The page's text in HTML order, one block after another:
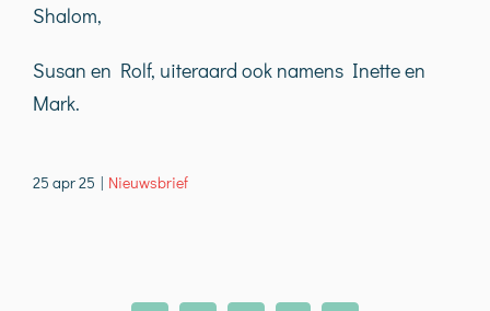
Shalom,
Susan en Rolf, uiteraard ook namens Inette en
Mark.
25 apr 25 | Nieuwsbrief